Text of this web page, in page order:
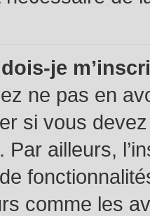
je
ne pas en
si vous
Par ailleurs,
comme les